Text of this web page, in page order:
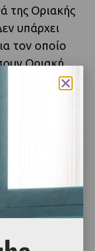
της Οριακής
υπάρχει
τον οποίο
Οριακή
Θεωρείται
ένα
για